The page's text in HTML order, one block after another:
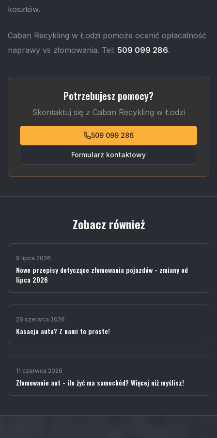
kosztów.
Caban Recykling w Łodzi pomoże ocenić opłacalność
naprawy vs złomowania. Tel: 509 099 286.
Potrzebujesz pomocy?
Skontaktuj się z Caban Recykling w Łodzi
509 099 286
Formularz kontaktowy
Zobacz również
9 lipca 2026
Nowe przepisy dotyczące złomowania pojazdów - zmiany od
lipca 2026
26 czerwca 2026
Kasacja auta? Z nami to proste!
11 czerwca 2026
Złomowanie aut - ile żyć ma samochód? Więcej niż myślisz!